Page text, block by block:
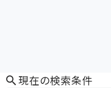
現在の検索条件